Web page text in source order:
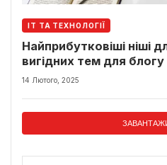
ІТ ТА ТЕХНОЛОГІЇ
Найприбутковіші ніші
вигідних тем для блогу
14 Лютого, 2025